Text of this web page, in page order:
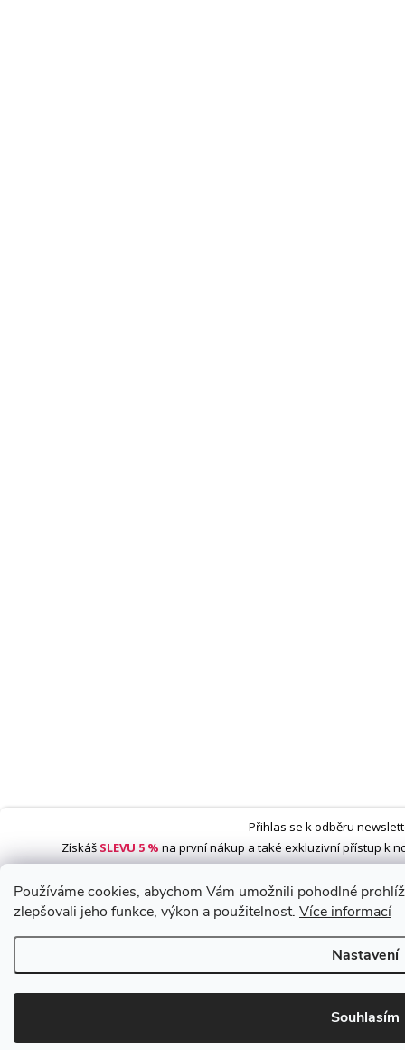
Používáme cookies, abychom Vám umožnili pohodlné
zlepšovali jeho funkce, výkon a použitelnost. Více informací
Nastavení
Souhlasím
Přihlas se k odběru
Získáš SLEVU 5 % na první nákup a také exkluzivní přístup k
Ano, chci se
Zásady zpracování